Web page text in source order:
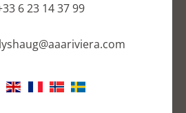
6 23 14 37 99